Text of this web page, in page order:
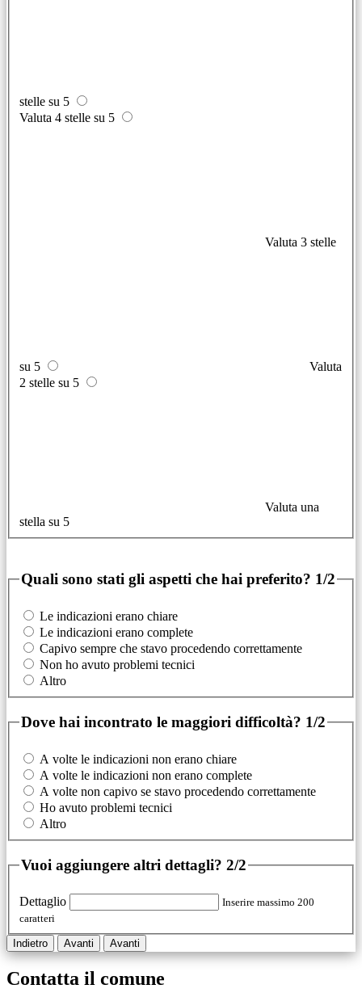
stelle su 5
Valuta 4 stelle su 5
Valuta 3 stelle
su 5
Valuta
2 stelle su 5
Valuta una
stella su 5
Quali sono stati gli aspetti che hai preferito? 1/2
Le indicazioni erano chiare
Le indicazioni erano complete
Capivo sempre che stavo procedendo correttamente
Non ho avuto problemi tecnici
Altro
Dove hai incontrato le maggiori difficoltà? 1/2
A volte le indicazioni non erano chiare
A volte le indicazioni non erano complete
A volte non capivo se stavo procedendo correttamente
Ho avuto problemi tecnici
Altro
Vuoi aggiungere altri dettagli? 2/2
Dettaglio
Inserire massimo 200
caratteri
Indietro Avanti Avanti
Contatta il comune